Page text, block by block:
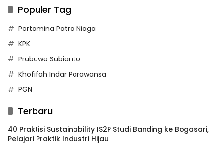
Populer Tag
Pertamina Patra Niaga
KPK
Prabowo Subianto
Khofifah Indar Parawansa
PGN
Terbaru
40 Praktisi Sustainability IS2P Studi Banding ke Bogasari,
Pelajari Praktik Industri Hijau